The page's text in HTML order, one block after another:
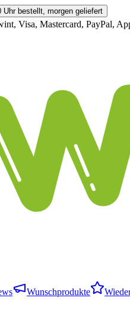
Uhr bestellt, morgen geliefert
Visa, Mastercard, PayPal,
Wunschprodukte